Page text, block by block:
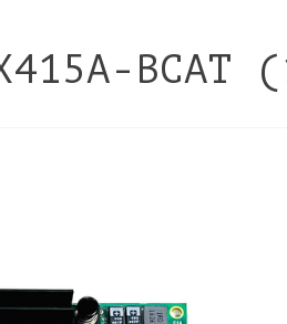
BCAT